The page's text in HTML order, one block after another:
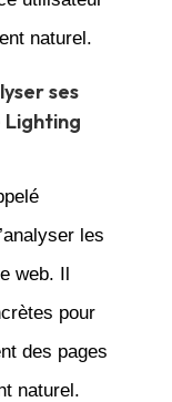
naturel.
ses
les
web. Il
pour
des pages
naturel.